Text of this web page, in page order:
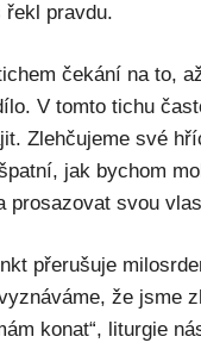
řekl pravdu.
čekání na to,
V tomto tichu
Zlehčujeme své
jak bychom
prosazovat svou
přerušuje
že jsme
konat“, liturgie